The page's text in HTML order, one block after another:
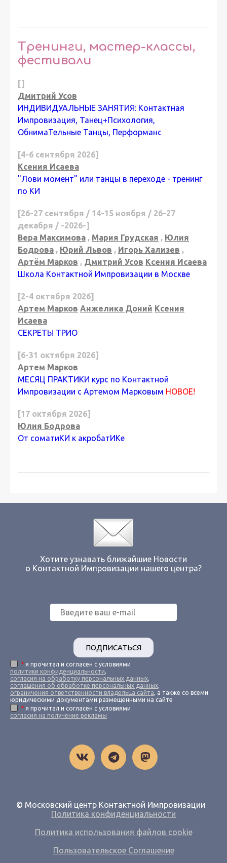
Тренинги, мастер-классы,
фестивали
[]
Дмитрий Усов
ИНДИВИДУАЛЬНЫЕ ЗАНЯТИЯ: Контактная
Импровизация, Танец+Психология,
ОбнимаТельные Танцы, Перформанс
[4-6 сентября 2026]
Ксения Исаева
"Лови момент" или танцы в переходе - тренинг
по КИ
[26-27 сентября / 14-15 ноября / 26-27
декабря / -2026-]
Вера Максимова , Мария Грудская , Юлия
Бодрова , Юрий Львов , Игорь Хализев ,
Артём Марков , Дмитрий Усов Ксения Исаева
Школа Контактной Импровизации в Москве
[2-4 октября 2026]
Артем Марков Анжелика Доний Ксения
Исаева
СЕКРЕТЫ ТРИО
[6-31 октября 2026]
Артем Марков
МЕСЯЦ ПРАКТИКИ курс по Контактной
Импровизации с Артемом Марковым НОВОЕ!
[17 октября 2026]
Юлия Бодрова
От соматиКИ к акробатИКе
Хотите узнавать ближайшие Новости
о Контактной Импровизации нашего центра?
ПОДПИСАТЬСЯ
* я прочитал и согласен с условиями
политики конфиденциальности,
согласия на обработку персональных данных,
соглашения об обработке персональных данных,
ограничения ответственности владельца сайта, а также со всеми
юридическими документами размещенными на сайте
* я прочитал и согласен с условиями
согласия на получение рекламы
© Московский центр Контактной Импровизации
Политика конфиденциальности
Политика использования файлов cookie
Пользовательское Соглашение